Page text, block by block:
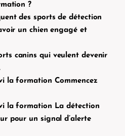
?
des sports de détection
un chien engagé et
canins qui veulent devenir
la formation Commencez
la formation La détection
pour un signal d’alerte